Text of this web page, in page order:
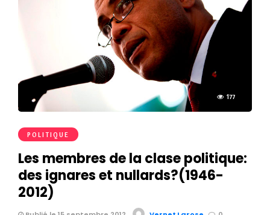
177
POLITIQUE
Les membres de la clase politique:
des ignares et nullards?(1946-
2012)